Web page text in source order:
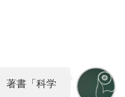
著書「科学